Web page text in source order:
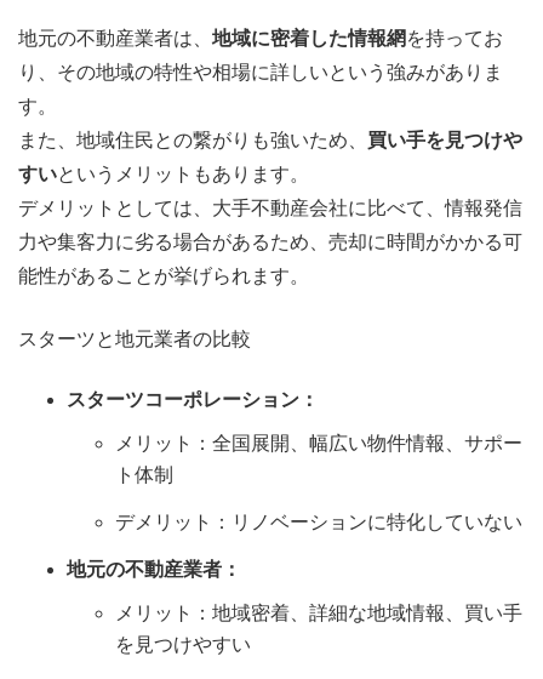
地元の不動産業者は、 地域に密着した情報網 を持ってお
り、その地域の特性や相場に詳しいという強みがありま
す。
また、地域住民との繋がりも強いため、 買い手を見つけや
すいというメリットもあります。
デメリットとしては、大手不動産会社に比べて、情報発信
力や集客力に劣る場合があるため、売却に時間がかかる可
能性があることが挙げられます。
スターツと地元業者の比較
スターツコーポレーション：
メリット：全国展開、幅広い物件情報、サポー
ト体制
デメリット：リノベーションに特化していない
地元の不動産業者：
メリット：地域密着、詳細な地域情報、買い手
を見つけやすい